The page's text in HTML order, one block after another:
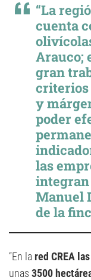
“La
cuenta
Arauco;
gran
criterios
y
poder
las
integran
Manuel
de la
“En la red CREA
unas 3500